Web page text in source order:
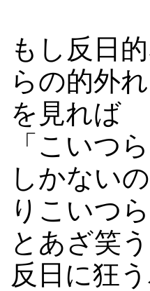
もし反日
らの的外
を見れば
「こいつ
しかない
りこいつ
とあざ笑
反日に狂